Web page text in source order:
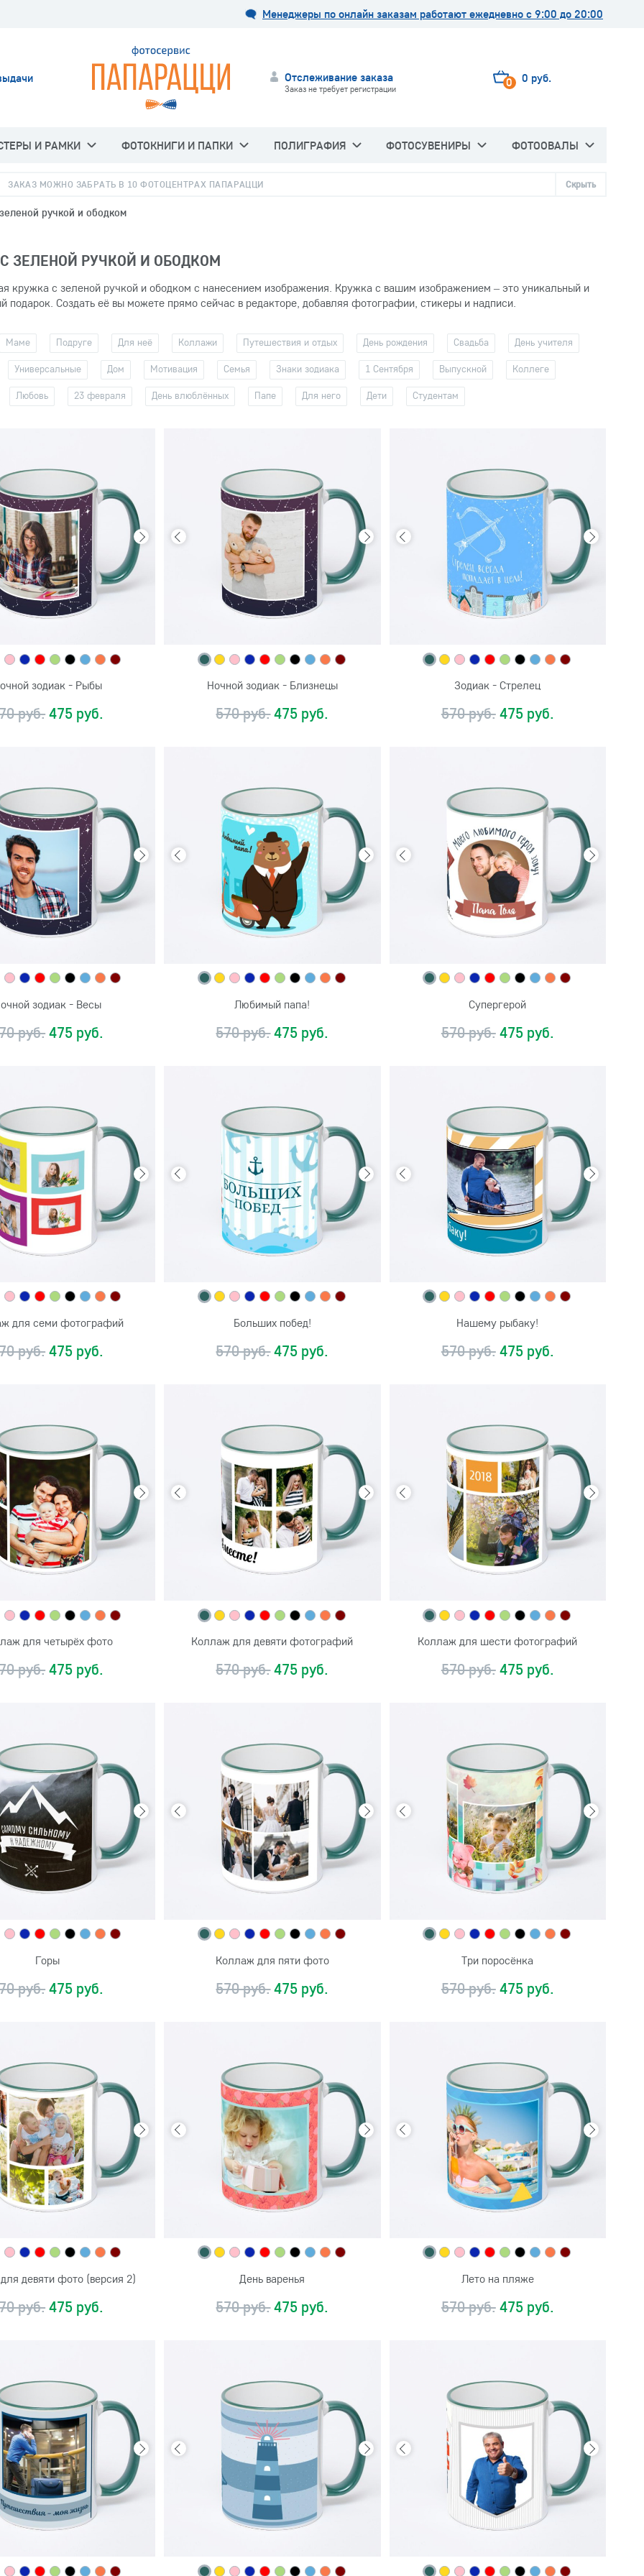
Менеджеры по онлайн заказам работают ежедневно с 9:00 до 20:00
Отслеживание заказа
Заказ не требует регистрации 0 0 руб.
И РАМКИ ФОТОКНИГИ И ПАПКИ ПОЛИГРАФИЯ ФОТОСУВЕНИРЫ ФОТООВАЛЫ
ЗАКАЗ МОЖНО ЗАБРАТЬ В 10 ФОТОЦЕНТРАХ ПАПАРАЦЦИ Скрыть
ручкой и ободком
ЗЕЛЕНОЙ РУЧКОЙ И ОБОДКОМ
кружка с зеленой ручкой и ободком с нанесением изображения. Кружка с вашим изображением – это уникальный и
подарок. Создать её вы можете прямо сейчас в редакторе, добавляя фотографии, стикеры и надписи.
Маме Подруге Для неё Коллажи Путешествия и отдых День рождения Свадьба День учителя
Универсальные Дом Мотивация Семья Знаки зодиака 1 Сентября Выпускной Коллеге
Любовь 23 февраля День влюблённых Папе Для него Дети Студентам
зодиак - Рыбы
руб.475 руб.
Ночной зодиак - Близнецы
570 руб.475 руб.
Зодиак - Стрелец
570 руб.475 руб.
зодиак - Весы
руб.475 руб.
Любимый папа!
570 руб.475 руб.
Супергерой
570 руб.475 руб.
для семи фотографий
руб.475 руб.
Больших побед!
570 руб.475 руб.
Нашему рыбаку!
570 руб.475 руб.
для четырёх фото
руб.475 руб.
Коллаж для девяти фотографий
570 руб.475 руб.
Коллаж для шести фотографий
570 руб.475 руб.
Горы
руб.475 руб.
Коллаж для пяти фото
570 руб.475 руб.
Три поросёнка
570 руб.475 руб.
девяти фото (версия 2)
руб.475 руб.
День варенья
570 руб.475 руб.
Лето на пляже
570 руб.475 руб.